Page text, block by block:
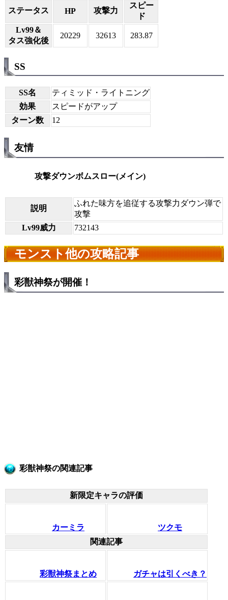
ステータス HP 攻撃力
スピー
ド
Lv99＆
タス強化後
20229 32613 283.87
SS
SS名
ティミッド・ライトニング
効果
スピードがアップ
ターン数
12
友情
攻撃ダウンボムスロー(メイン)
説明
ふれた味方を追従する攻撃力ダウン弾で
攻撃
Lv99威力
732143
モンスト他の攻略記事
彩獣神祭が開催！
彩獣神祭の関連記事
新限定キャラの評価
カーミラ
ツクモ
関連記事
彩獣神祭まとめ ガチャは引くべき？